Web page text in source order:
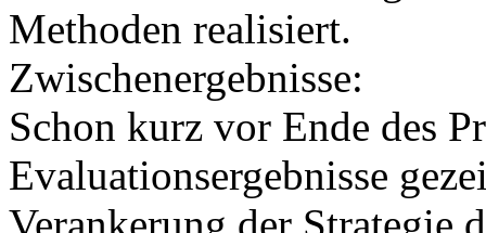
Methoden realisiert.
Zwischenergebnisse:
Schon kurz vor Ende des
Evaluationsergebnisse